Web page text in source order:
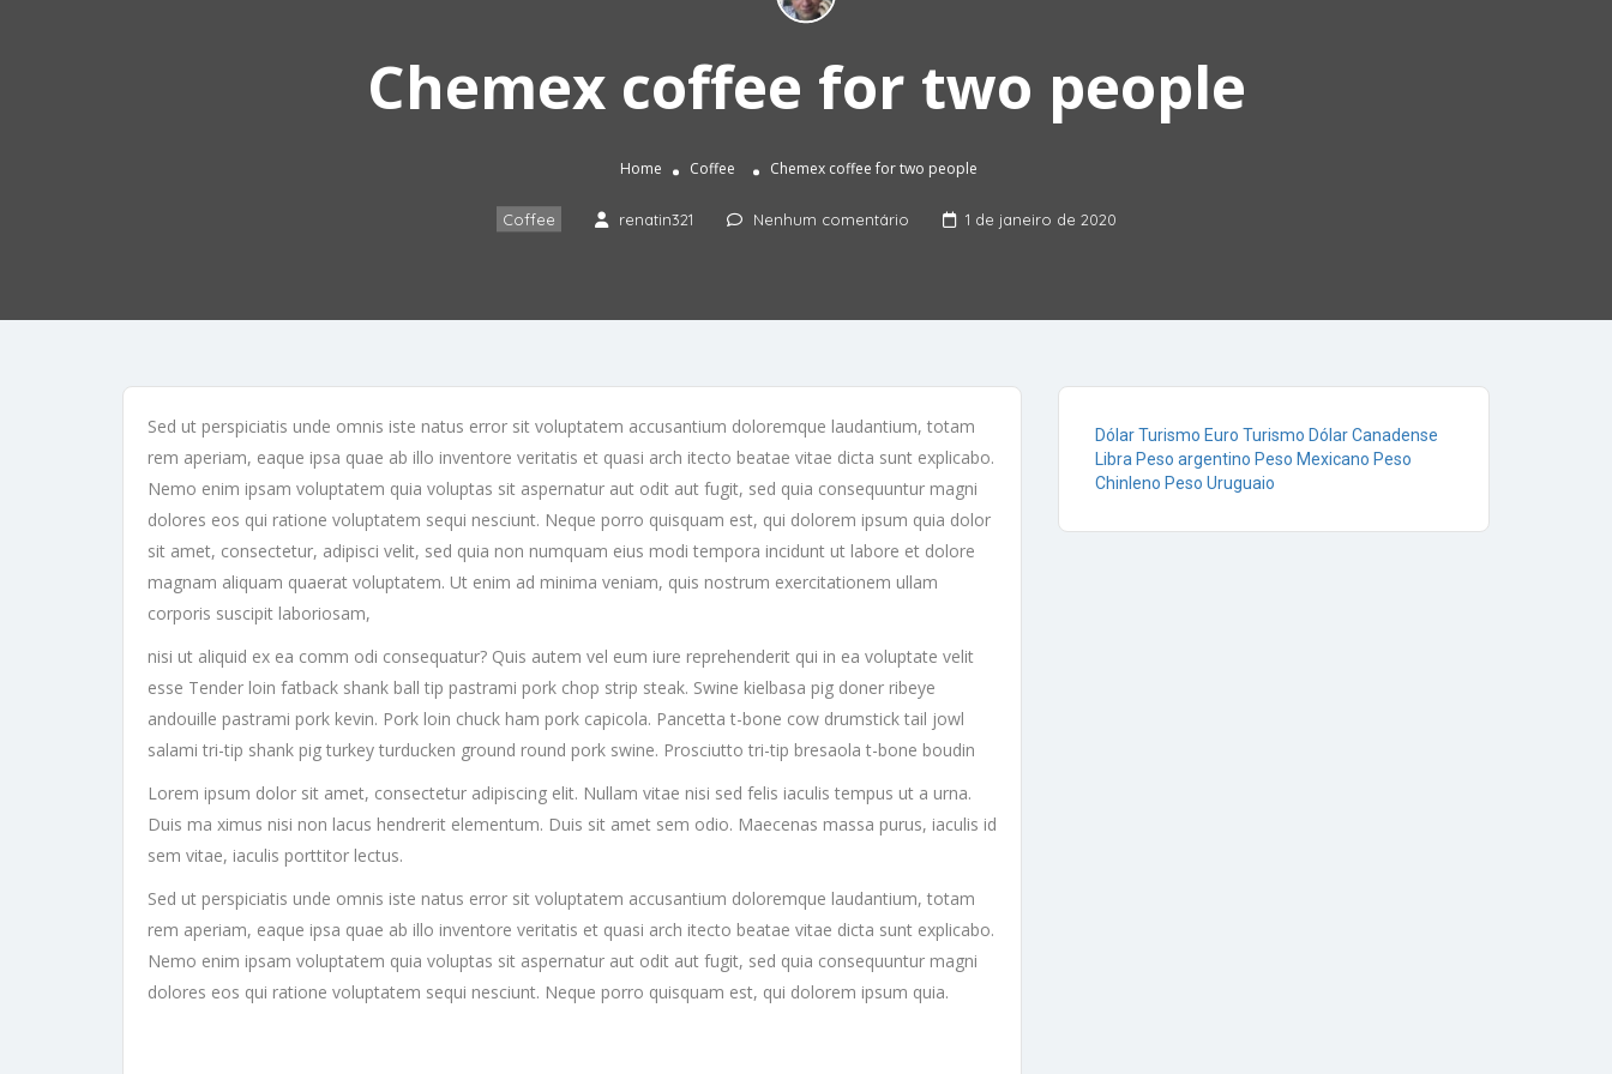
Chemex coffee for two people
Home Coffee Chemex coffee for two people
Coffee renatin321 Nenhum comentário 1 de janeiro de 2020
Sed ut perspiciatis unde omnis iste natus error sit voluptatem accusantium doloremque laudantium, totam
rem aperiam, eaque ipsa quae ab illo inventore veritatis et quasi arch itecto beatae vitae dicta sunt explicabo.
Nemo enim ipsam voluptatem quia voluptas sit aspernatur aut odit aut fugit, sed quia consequuntur magni
dolores eos qui ratione voluptatem sequi nesciunt. Neque porro quisquam est, qui dolorem ipsum quia dolor
sit amet, consectetur, adipisci velit, sed quia non numquam eius modi tempora incidunt ut labore et dolore
magnam aliquam quaerat voluptatem. Ut enim ad minima veniam, quis nostrum exercitationem ullam
corporis suscipit laboriosam,
nisi ut aliquid ex ea comm odi consequatur? Quis autem vel eum iure reprehenderit qui in ea voluptate velit
esse Tender loin fatback shank ball tip pastrami pork chop strip steak. Swine kielbasa pig doner ribeye
andouille pastrami pork kevin. Pork loin chuck ham pork capicola. Pancetta t-bone cow drumstick tail jowl
salami tri-tip shank pig turkey turducken ground round pork swine. Prosciutto tri-tip bresaola t-bone boudin
Lorem ipsum dolor sit amet, consectetur adipiscing elit. Nullam vitae nisi sed felis iaculis tempus ut a urna.
Duis ma ximus nisi non lacus hendrerit elementum. Duis sit amet sem odio. Maecenas massa purus, iaculis id
sem vitae, iaculis porttitor lectus.
Sed ut perspiciatis unde omnis iste natus error sit voluptatem accusantium doloremque laudantium, totam
rem aperiam, eaque ipsa quae ab illo inventore veritatis et quasi arch itecto beatae vitae dicta sunt explicabo.
Nemo enim ipsam voluptatem quia voluptas sit aspernatur aut odit aut fugit, sed quia consequuntur magni
dolores eos qui ratione voluptatem sequi nesciunt. Neque porro quisquam est, qui dolorem ipsum quia.
Dólar Turismo Euro Turismo Dólar Canadense
Libra Peso argentino Peso Mexicano Peso
Chinleno Peso Uruguaio